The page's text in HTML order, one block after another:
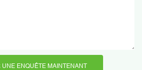
UNE ENQUÊTE MAINTENANT